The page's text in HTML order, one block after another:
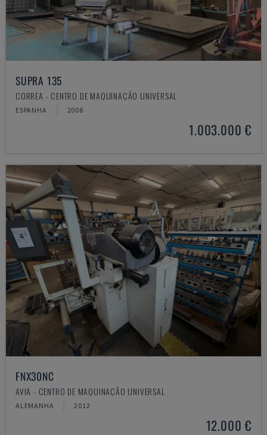
SUPRA 135
CORREA - CENTRO DE MAQUINAÇÃO UNIVERSAL
ESPANHA 2008
1.003.000 €
FNX30NC
AVIA - CENTRO DE MAQUINAÇÃO UNIVERSAL
ALEMANHA 2012
12.000 €